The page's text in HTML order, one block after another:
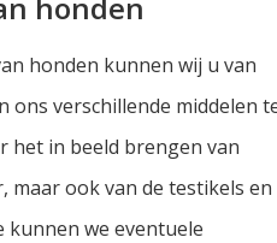
honden kunnen wij u van
ons verschillende middelen
het in beeld brengen van
maar ook van de testikels en
kunnen we eventuele